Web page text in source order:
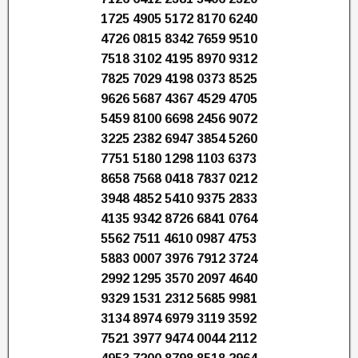
1725 4905 5172 8170 6240
4726 0815 8342 7659 9510
7518 3102 4195 8970 9312
7825 7029 4198 0373 8525
9626 5687 4367 4529 4705
5459 8100 6698 2456 9072
3225 2382 6947 3854 5260
7751 5180 1298 1103 6373
8658 7568 0418 7837 0212
3948 4852 5410 9375 2833
4135 9342 8726 6841 0764
5562 7511 4610 0987 4753
5883 0007 3976 7912 3724
2992 1295 3570 2097 4640
9329 1531 2312 5685 9981
3134 8974 6979 3119 3592
7521 3977 9474 0044 2112